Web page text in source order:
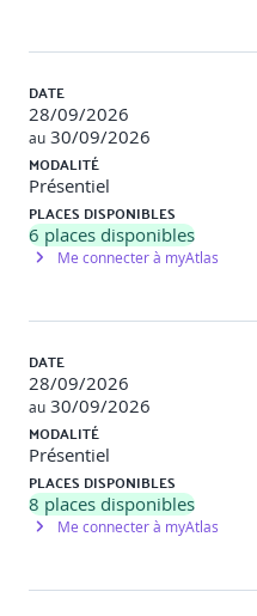
DATE
28/09/2026
au 30/09/2026
MODALITÉ
Présentiel
PLACES DISPONIBLES
6 places disponibles
Me connecter à myAtlas
DATE
28/09/2026
au 30/09/2026
MODALITÉ
Présentiel
PLACES DISPONIBLES
8 places disponibles
Me connecter à myAtlas